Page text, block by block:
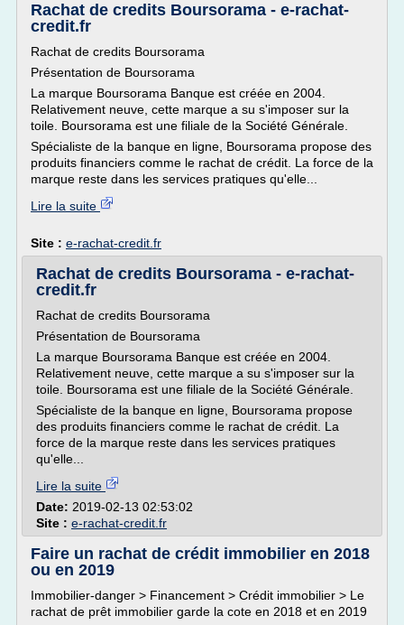
Rachat de credits Boursorama - e-rachat-
credit.fr
Rachat de credits Boursorama
Présentation de Boursorama
La marque Boursorama Banque est créée en 2004.
Relativement neuve, cette marque a su s'imposer sur la
toile. Boursorama est une filiale de la Société Générale.
Spécialiste de la banque en ligne, Boursorama propose des
produits financiers comme le rachat de crédit. La force de la
marque reste dans les services pratiques qu'elle...
Lire la suite
Site : e-rachat-credit.fr
Rachat de credits Boursorama - e-rachat-
credit.fr
Rachat de credits Boursorama
Présentation de Boursorama
La marque Boursorama Banque est créée en 2004.
Relativement neuve, cette marque a su s'imposer sur la
toile. Boursorama est une filiale de la Société Générale.
Spécialiste de la banque en ligne, Boursorama propose
des produits financiers comme le rachat de crédit. La
force de la marque reste dans les services pratiques
qu'elle...
Lire la suite
Date: 2019-02-13 02:53:02
Site : e-rachat-credit.fr
Faire un rachat de crédit immobilier en 2018
ou en 2019
Immobilier-danger > Financement > Crédit immobilier > Le
rachat de prêt immobilier garde la cote en 2018 et en 2019